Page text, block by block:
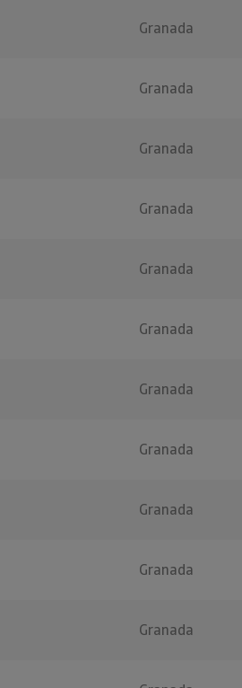
Granada
Granada
Granada
Granada
Granada
Granada
Granada
Granada
Granada
Granada
Granada